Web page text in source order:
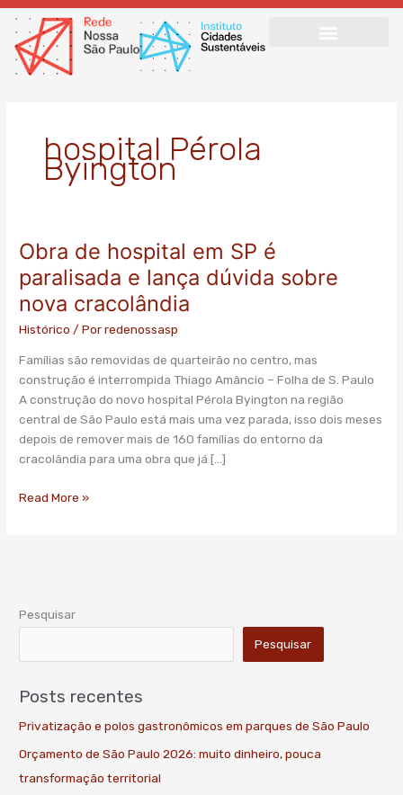
Ir
para
conteúdo
hospital Pérola
Byington
Obra de hospital em SP é
paralisada e lança dúvida sobre
nova cracolândia
Histórico / Porredenossasp
Famílias são removidas de quarteirão no centro, mas
construção é interrompida Thiago Amâncio – Folha de S. Paulo
A construção do novo hospital Pérola Byington na região
central de São Paulo está mais uma vez parada, isso dois meses
depois de remover mais de 160 famílias do entorno da
cracolândia para uma obra que já […]
Obra
hospital
em
SP
paralisada
e
lança
dúvida
sobre
nova
Read More »
Pesquisar
Pesquisar
Posts recentes
Privatização e polos gastronômicos em parques de São Paulo
Orçamento de São Paulo 2026: muito dinheiro, pouca
transformação territorial